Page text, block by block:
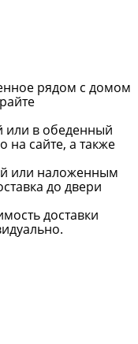
рядом с домом
или в обеденный
на сайте, а также
или наложенным
до двери
доставки